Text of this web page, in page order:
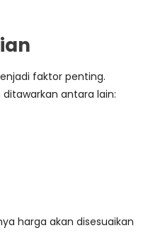
faktor penting.
antara lain:
harga akan disesuaikan